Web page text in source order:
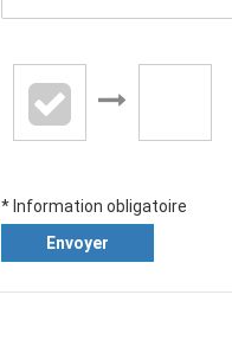
* Information obligatoire
Envoyer